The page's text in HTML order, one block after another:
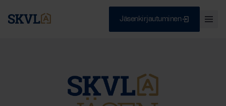
Jäsenkirjautuminen